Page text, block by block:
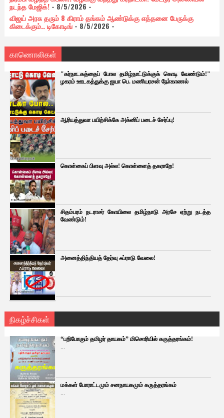
நடந்த மேஜிக்!- 8/5/2026 -
விஜய் அரசு தரும் 8 கிராம் தங்கம் ஆண்டுக்கு எத்தனை பேருக்கு
கிடைக்கும்.. டிகோடிங்- 8/5/2026 -
காணொலிகள்
"கர்நாடகத்தைப் போல தமிழ்நாட்டுக்குக் கொடி வேண்டும்!"
ழகரம் ஊடகத்துக்கு ஐயா பெ. மணியரசன் நோ்காணல்
ஆரியத்துவா பயிற்சிக்கே அக்னிப் படைச் சேர்ப்பு!
கொள்கைப் பிளவு அல்ல! கொள்ளைத் தகராறே!
சிதம்பரம் நடராசர் கோயிலை தமிழ்நாடு அரசே ஏற்று நடத்த
வேண்டும்!
அனைத்திந்தியத் தேர்வு ஃப்ராடு வேலை!
நிகழ்ச்சிகள்
“பறிபோகும் தமிழர் தாயகம்” மிசொரியில் கருத்தரங்கம்!
...
மக்கள் போராட்டமும் சனநாயகமும் கருத்தரங்கம்
...